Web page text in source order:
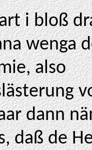
i bloß
wenga
also
dann
daß de